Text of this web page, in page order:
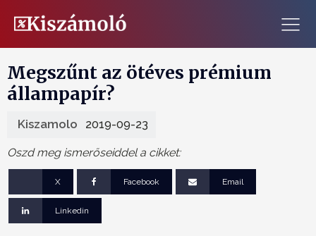
Megszűnt az ötéves prémium
állampapír?
Kiszamolo 2019-09-23
Oszd meg ismerőseiddel a cikket:
X Facebook Email
Linkedin